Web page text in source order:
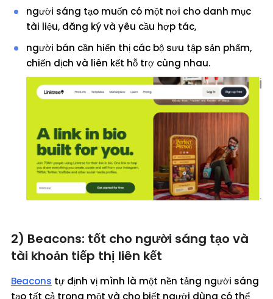
người sáng tạo muốn có một nơi cho danh mục
tài liệu, đăng ký và yêu cầu hợp tác,
người bán cần hiển thị các bộ sưu tập sản phẩm,
chiến dịch và liên kết hỗ trợ cùng nhau.
2) Beacons: tốt cho người sáng tạo và
tài khoản tiếp thị liên kết
Beacons tự định vị mình là một nền tảng người sáng
tạo tất cả trong một và cho biết người dùng có thể